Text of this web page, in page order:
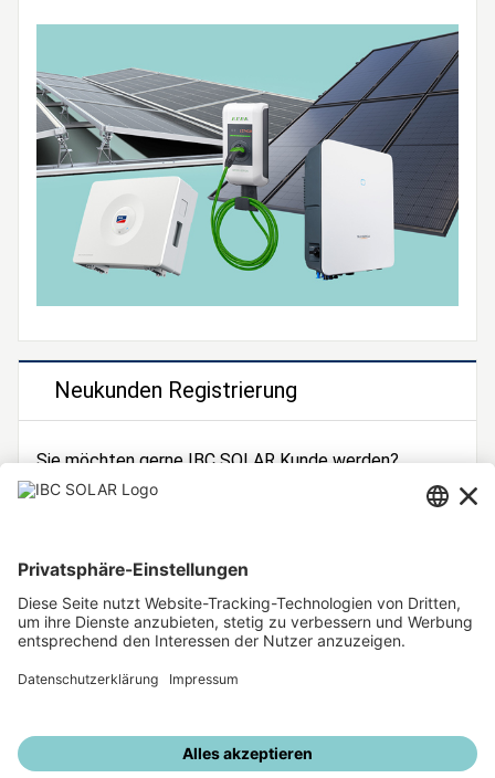
Neukunden Registrierung
Sie möchten gerne IBC SOLAR Kunde werden?
Dann registrieren Sie sich jetzt!
Unsere weiteren Angebote
IBC SOLAR Webseite